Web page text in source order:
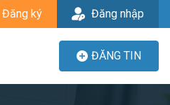
Đăng ký Đăng nhập
ĐĂNG TIN